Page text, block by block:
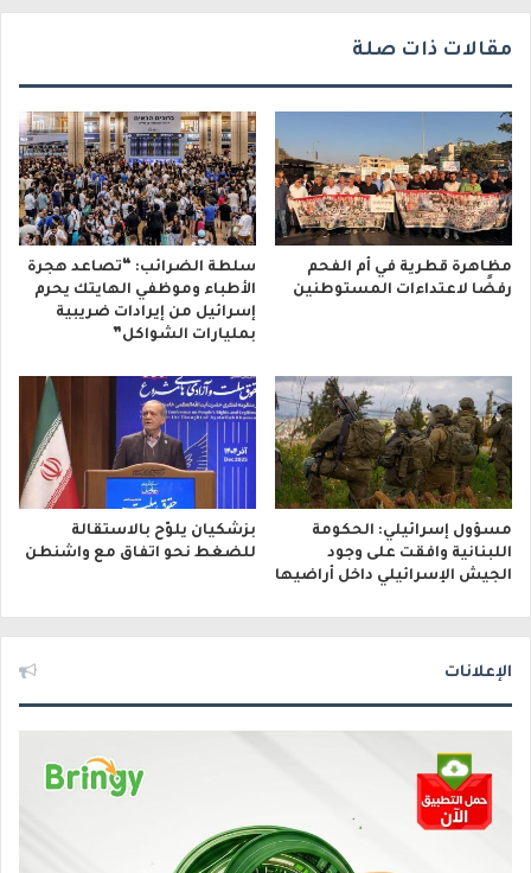
مقالات ذات صلة
مظاهرة قطرية في أم الفحم
رفضًا لاعتداءات المستوطنين
سلطة الضرائب: “تصاعد هجرة
الأطباء وموظفي الهايتك يحرم
إسرائيل من إيرادات ضريبية
بمليارات الشواكل”
مسؤول إسرائيلي: الحكومة
اللبنانية وافقت على وجود
الجيش الإسرائيلي داخل أراضيها
بزشكيان يلوّح بالاستقالة
للضغط نحو اتفاق مع واشنطن
الإعلانات